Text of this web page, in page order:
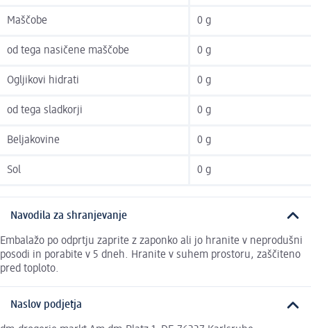
Maščobe 0 g
od tega nasičene maščobe 0 g
Ogljikovi hidrati 0 g
od tega sladkorji 0 g
Beljakovine 0 g
Sol 0 g
Navodila za shranjevanje
Embalažo po odprtju zaprite z zaponko ali jo hranite v neprodušni
posodi in porabite v 5 dneh. Hranite v suhem prostoru, zaščiteno
pred toploto.
Naslov podjetja